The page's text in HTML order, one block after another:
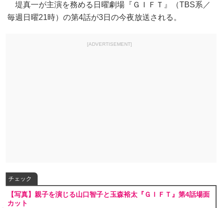
堤真一が主演を務める日曜劇場『ＧＩＦＴ』（TBS系／
毎週日曜21時）の第4話が3日の今夜放送される。
[ADVERTISEMENT]
チェック
【写真】親子を演じる山口智子と玉森裕太『ＧＩＦＴ』第4話場面
カット